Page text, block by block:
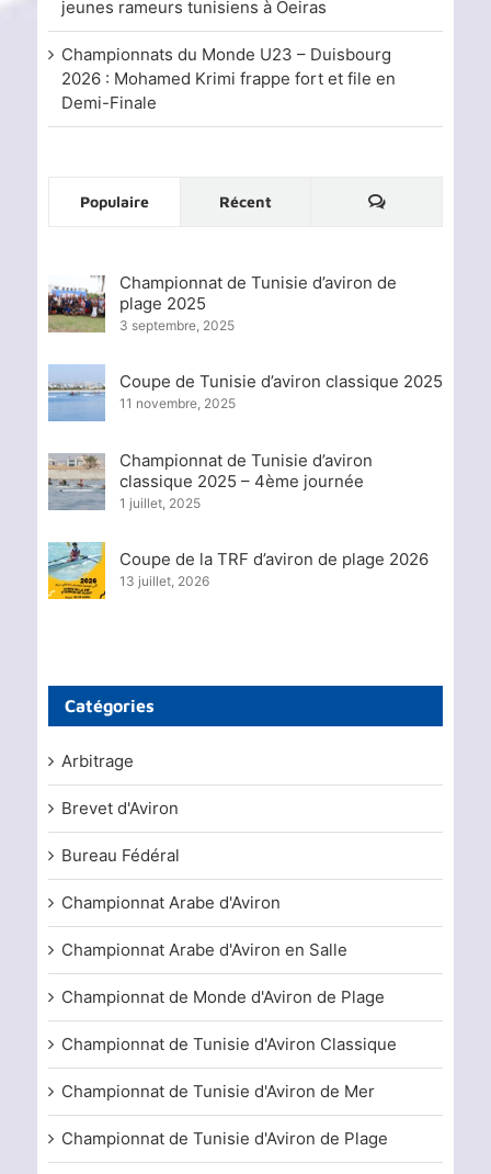
jeunes rameurs tunisiens à Oeiras
Championnats du Monde U23 – Duisbourg
2026 : Mohamed Krimi frappe fort et file en
Demi-Finale
Populaire Récent
Championnat de Tunisie d’aviron de
plage 2025
3 septembre, 2025
Coupe de Tunisie d’aviron classique 2025
11 novembre, 2025
Championnat de Tunisie d’aviron
classique 2025 – 4ème journée
1 juillet, 2025
Coupe de la TRF d’aviron de plage 2026
13 juillet, 2026
Catégories
Arbitrage
Brevet d'Aviron
Bureau Fédéral
Championnat Arabe d'Aviron
Championnat Arabe d'Aviron en Salle
Championnat de Monde d'Aviron de Plage
Championnat de Tunisie d'Aviron Classique
Championnat de Tunisie d'Aviron de Mer
Championnat de Tunisie d'Aviron de Plage